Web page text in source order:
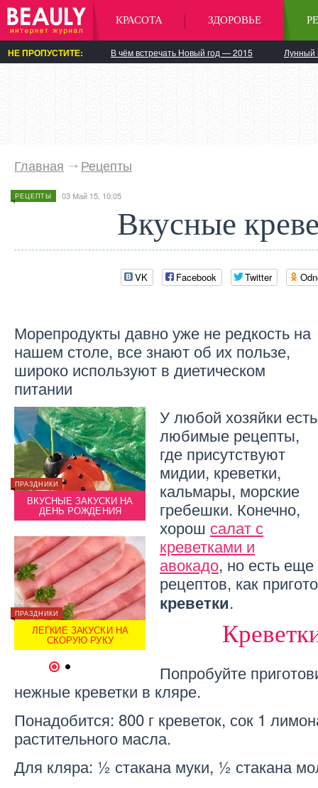
КРАСОТА ЗДОРОВЬЕ
НЕ ПРОПУСТИТЕ: В чём встречать Новый год — 2015 Лунный
Главная Рецепты
РЕЦЕПТЫ 03 Май 15, 10:05
Вкусные
VK Facebook Twitter
Морепродукты давно уже не редкость на
нашем столе, все знают об их пользе,
широко используют в диетическом
питании
ПРАЗДНИКИ
ВКУСНЫЕ ЗАКУСКИ НА
ДЕНЬ РОЖДЕНИЯ
ПРАЗДНИКИ
ЛЕГКИЕ ЗАКУСКИ НА
СКОРУЮ РУКУ
ГОРЯЧИЕ БЛЮДА
ВКУСНЫЕ ГОЛУБЦЫ
ГОРЯЧИЕ БЛЮДА
ВКУСНЫЕ КОТЛЕТЫ:
РЕЦЕПТ
У любой хозяйки есть
любимые рецепты,
где присутствуют
мидии, креветки,
кальмары, морские
гребешки. Конечно,
хорош салат с
креветками и
авокадо, но есть
рецептов, как
креветки.
Попробуйте
нежные креветки в кляре.
Понадобится: 800 г креветок, сок 1
растительного масла.
Для кляра: ½ стакана муки, ½ стакана